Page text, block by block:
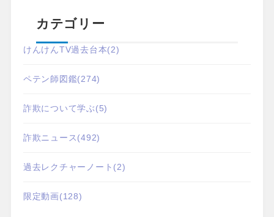
カテゴリー
けんけんTV過去台本(2)
ペテン師図鑑(274)
詐欺について学ぶ(5)
詐欺ニュース(492)
過去レクチャーノート (2)
限定動画(128)